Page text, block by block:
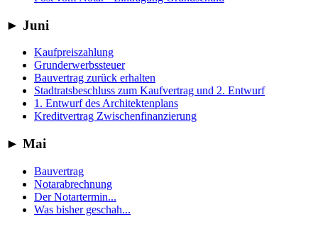
► Juni
Kaufpreiszahlung
Grunderwerbssteuer
Bauvertrag zurück erhalten
Stadtratsbeschluss zum Kaufvertrag und 2. Entwurf
1. Entwurf des Architektenplans
Kreditvertrag Zwischenfinanzierung
► Mai
Bauvertrag
Notarabrechnung
Der Notartermin...
Was bisher geschah...